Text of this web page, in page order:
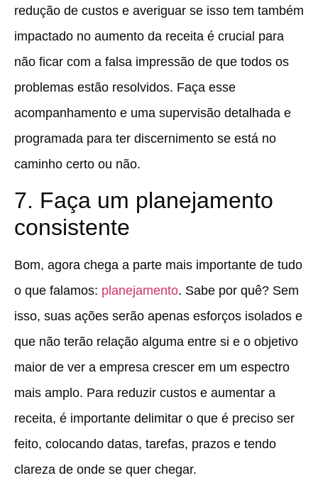
redução de custos e averiguar se isso tem também
impactado no aumento da receita é crucial para
não ficar com a falsa impressão de que todos os
problemas estão resolvidos. Faça esse
acompanhamento e uma supervisão detalhada e
programada para ter discernimento se está no
caminho certo ou não.
7. Faça um planejamento
consistente
Bom, agora chega a parte mais importante de tudo
o que falamos: planejamento. Sabe por quê? Sem
isso, suas ações serão apenas esforços isolados e
que não terão relação alguma entre si e o objetivo
maior de ver a empresa crescer em um espectro
mais amplo. Para reduzir custos e aumentar a
receita, é importante delimitar o que é preciso ser
feito, colocando datas, tarefas, prazos e tendo
clareza de onde se quer chegar.